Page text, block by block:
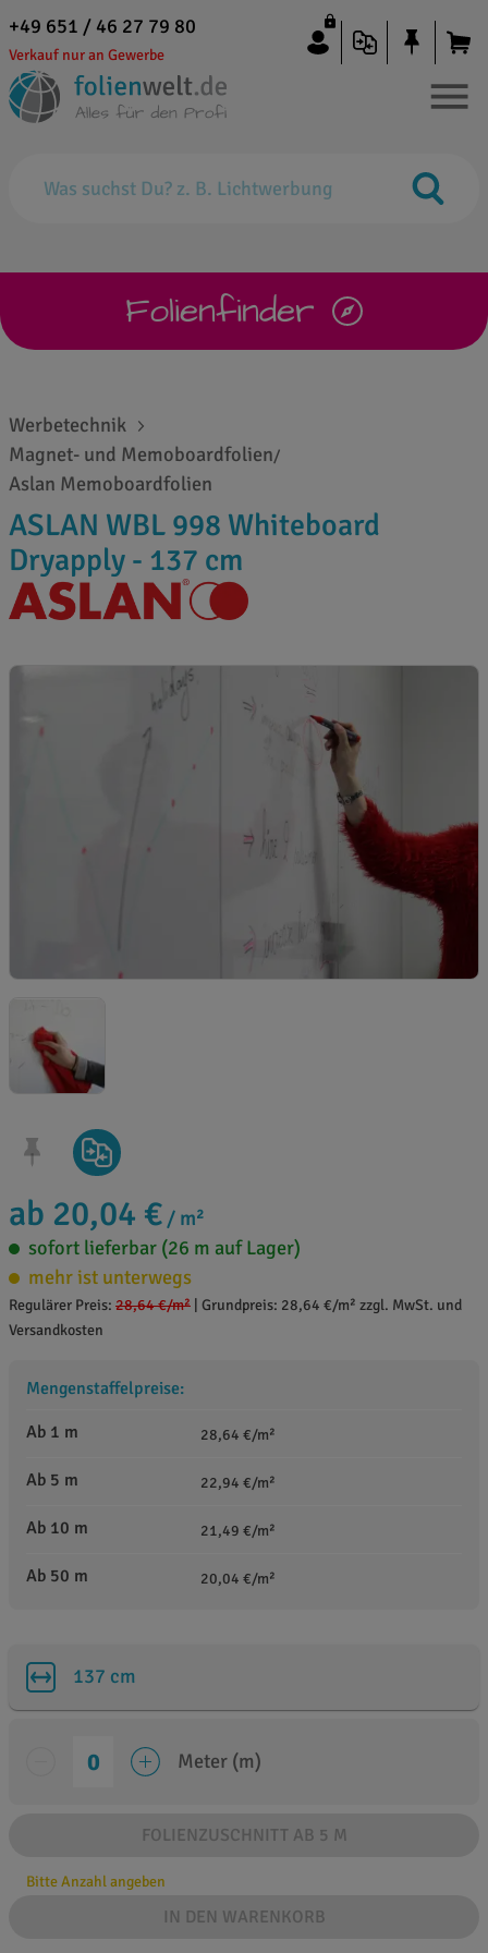
+49 651 / 46 27 79 80
Verkauf nur an Gewerbe
Folienfinder
Werbetechnik
Magnet- und Memoboardfolien/
Aslan Memoboardfolien
ASLAN WBL 998 Whiteboard
Dryapply - 137 cm
ab 20,04 € / m²
sofort lieferbar (26 m auf Lager)
mehr ist unterwegs
Regulärer Preis: 28,64 €/m² Grundpreis: 28,64 €/m² zzgl. MwSt. und
Versandkosten
Mengenstaffelpreise:
Ab 1 m
28,64 €/m²
Ab 5 m 22,94 €/m²
Ab 10 m 21,49 €/m²
Ab 50 m 20,04 €/m²
137 cm
Meter (m)
FOLIENZUSCHNITT AB 5 M
Bitte Anzahl angeben
IN DEN WARENKORB